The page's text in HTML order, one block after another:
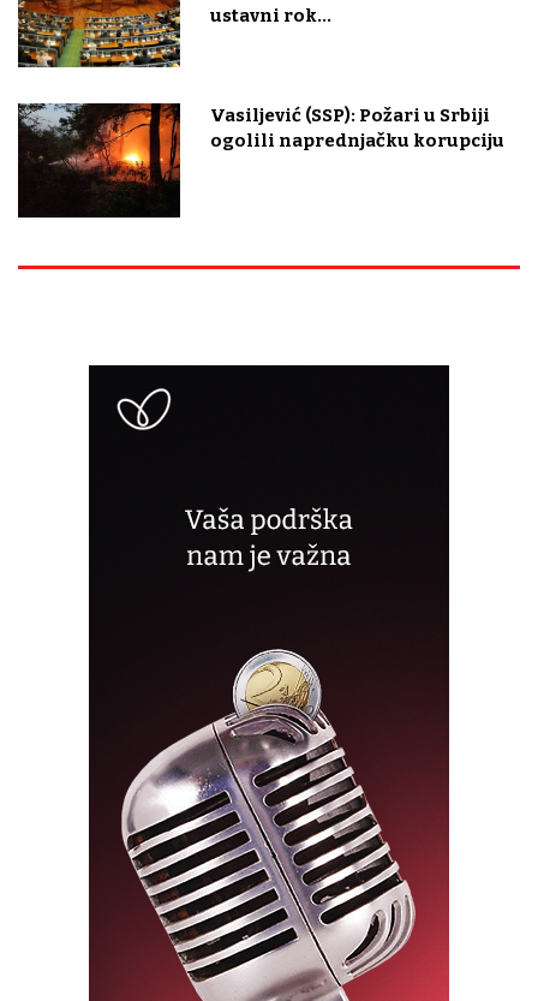
ustavni rok...
Vasiljević (SSP): Požari u Srbiji
ogolili naprednjačku korupciju